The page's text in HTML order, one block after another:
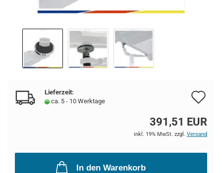
Lieferzeit:
ca. 5 - 10 Werktage
391,51 EUR
inkl. 19% MwSt. zzgl. Versand
In den Warenkorb